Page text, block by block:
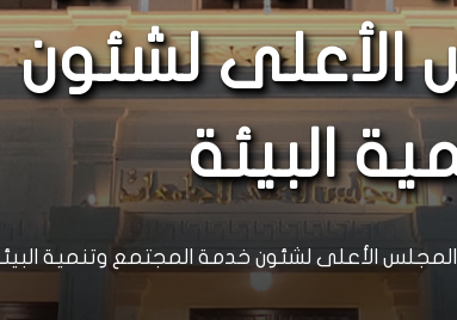
الأعلى لشئون
البيئة
المجلس الأعلى لشئون خدمة المجتمع وتنمية